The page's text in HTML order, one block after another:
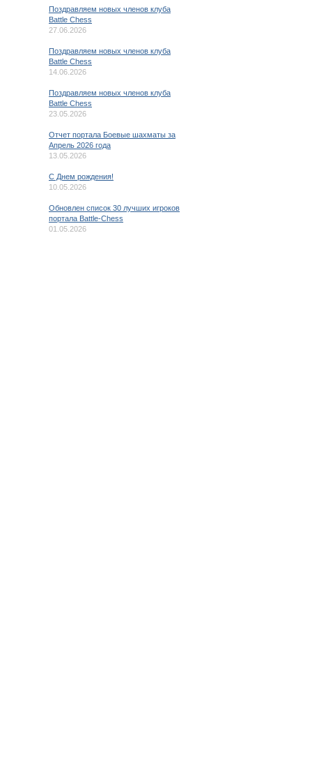
Поздравляем новых членов клуба
Battle Chess
27.06.2026
Поздравляем новых членов клуба
Battle Chess
14.06.2026
Поздравляем новых членов клуба
Battle Chess
23.05.2026
Отчет портала Боевые шахматы за
Апрель 2026 года
13.05.2026
C Днем рождения!
10.05.2026
Обновлен список 30 лучших игроков
портала Battle-Chess
01.05.2026